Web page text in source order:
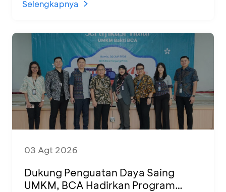
Selengkapnya
03 Agt 2026
Dukung Penguatan Daya Saing
UMKM, BCA Hadirkan Program